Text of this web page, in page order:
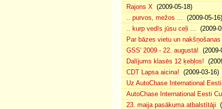
Rajons X (2009-05-18)
.. purvos, mežos ... (2009-05-16)
.. kurp vedīs jūsu ceļi ... (2009-
Par bāzes vietu un
GSS' 2009 - 22. augustā! (2009-
Dalījums klasēs 12 ķebļos!
CDT Lapsa aicina! (2009-03-16)
Uz AutoChase International
AutoChase International Eesti
23. maija pasākuma atbalstītāji